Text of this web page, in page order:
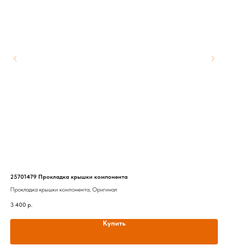
25701479 Прокладка крышки компонента
Прокладка крышки компонента, Оригинал
3 400 р.
Купить